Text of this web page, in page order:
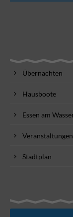
Übernachten
Hausboote
Essen am
Veranstaltungen
Stadtplan